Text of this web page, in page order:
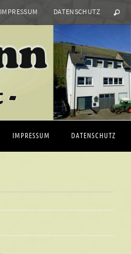
IMPRESSUM DATENSCHUTZ
IMPRESSUM DATENSCHUTZ